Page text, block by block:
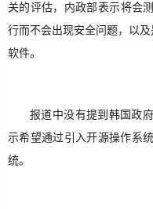
关的评估，内政部表示将会
行而不会出现安全问题，以
软件。
报道中没有提到韩国政
示希望通过引入开源操作系
统。